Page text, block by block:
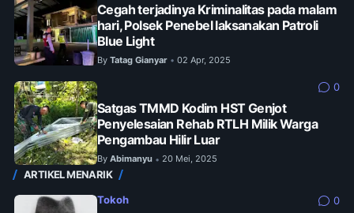
Cegah terjadinya Kriminalitas pada malam
hari, Polsek Penebel laksanakan Patroli
Blue Light
By Tatag Gianyar • 02 Apr, 2025
0
Satgas TMMD Kodim HST Genjot
Penyelesaian Rehab RTLH Milik Warga
Pengambau Hilir Luar
By Abimanyu • 20 Mei, 2025
ARTIKEL MENARIK
Tokoh 0